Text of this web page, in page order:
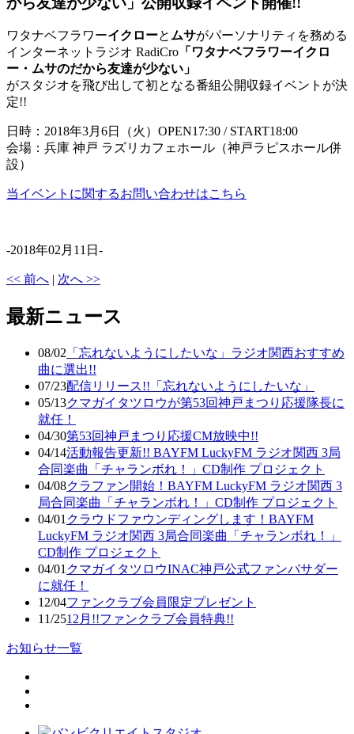
ワタナベフラワーイクローと ムサがパーソナリティを務める
インターネットラジオ RadiCro 「ワタナベフラワーイクロ
ー・ムサのだから友達が少ない」
がスタジオを飛び出して初となる番組公開収録イベントが決
定!!
日時：2018年3月6日（火）OPEN17:30 / START18:00
会場：兵庫 神戸 ラズリカフェホール（神戸ラピスホール併
設）
当イベントに関するお問い合わせはこちら
-2018年02月11日-
<< 前へ | 次へ >>
最新ニュース
08/02 「忘れないようにしたいな」ラジオ関西おすすめ
曲に選出!!
07/23配信リリース!!「忘れないようにしたいな」
05/13クマガイタツロウが第53回神戸まつり応援隊長に
就任！
04/30第53回神戸まつり応援CM放映中!!
04/14活動報告更新!! BAYFM LuckyFM ラジオ関西 3局
合同楽曲「チャランボれ！」CD制作 プロジェクト
04/08クラファン開始！BAYFM LuckyFM ラジオ関西 3
局合同楽曲「チャランボれ！」CD制作 プロジェクト
04/01 クラウドファウンディングします！BAYFM
LuckyFM ラジオ関西 3局合同楽曲「チャランボれ！」
CD制作 プロジェクト
04/01 クマガイタツロウINAC神戸公式ファンバサダー
に就任！
12/04ファンクラブ会員限定プレゼント
11/2512月!!ファンクラブ会員特典!!
お知らせ一覧